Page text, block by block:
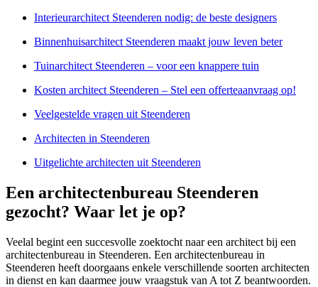
Interieurarchitect Steenderen nodig: de beste designers
Binnenhuisarchitect Steenderen maakt jouw leven beter
Tuinarchitect Steenderen – voor een knappere tuin
Kosten architect Steenderen – Stel een offerteaanvraag op!
Veelgestelde vragen uit Steenderen
Architecten in Steenderen
Uitgelichte architecten uit Steenderen
Een architectenbureau Steenderen
gezocht? Waar let je op?
Veelal begint een succesvolle zoektocht naar een architect bij een
architectenbureau in Steenderen. Een architectenbureau in
Steenderen heeft doorgaans enkele verschillende soorten architecten
in dienst en kan daarmee jouw vraagstuk van A tot Z beantwoorden.